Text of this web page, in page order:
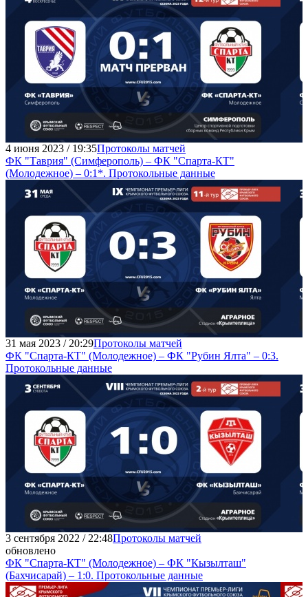
4 июня 2023 / 19:35Протоколы матчей
ФК "Таврия" (Симферополь) – ФК "Спарта-КТ"
(Молодежное) – 0:1*. Протокольные данные
31 мая 2023 / 20:29Протоколы матчей
ФК "Спарта-КТ" (Молодежное) – ФК "Рубин Ялта" – 0:3.
Протокольные данные
3 сентября 2022 / 22:48Протоколы матчей
обновлено
ФК "Спарта-КТ" (Молодежное) – ФК "Кызылташ"
(Бахчисарай) – 1:0. Протокольные данные